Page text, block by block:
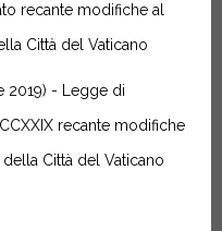
recante modifiche al
Città del Vaticano
2019) - Legge di
recante modifiche
Città del Vaticano